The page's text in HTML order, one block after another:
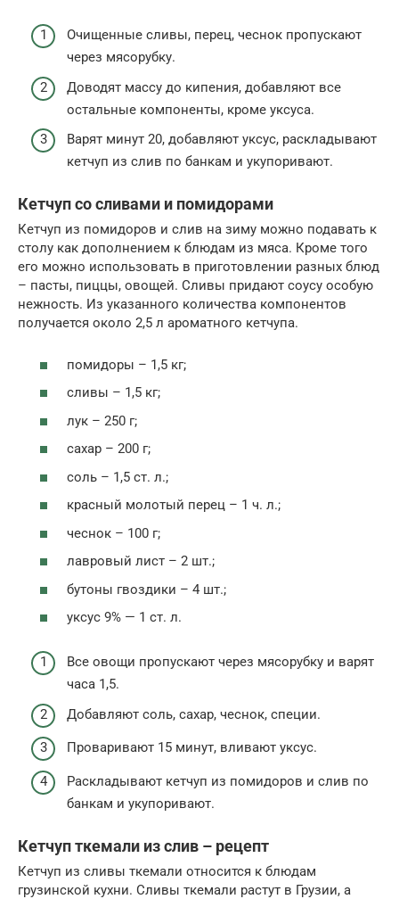
Очищенные сливы, перец, чеснок пропускают
через мясорубку.
Доводят массу до кипения, добавляют все
остальные компоненты, кроме уксуса.
Варят минут 20, добавляют уксус, раскладывают
кетчуп из слив по банкам и укупоривают.
Кетчуп со сливами и помидорами
Кетчуп из помидоров и слив на зиму можно подавать к
столу как дополнением к блюдам из мяса. Кроме того
его можно использовать в приготовлении разных блюд
– пасты, пиццы, овощей. Сливы придают соусу особую
нежность. Из указанного количества компонентов
получается около 2,5 л ароматного кетчупа.
помидоры – 1,5 кг;
сливы – 1,5 кг;
лук – 250 г;
сахар – 200 г;
соль – 1,5 ст. л.;
красный молотый перец – 1 ч. л.;
чеснок – 100 г;
лавровый лист – 2 шт.;
бутоны гвоздики – 4 шт.;
уксус 9% — 1 ст. л.
Все овощи пропускают через мясорубку и варят
часа 1,5.
Добавляют соль, сахар, чеснок, специи.
Проваривают 15 минут, вливают уксус.
Раскладывают кетчуп из помидоров и слив по
банкам и укупоривают.
Кетчуп ткемали из слив – рецепт
Кетчуп из сливы ткемали относится к блюдам
грузинской кухни. Сливы ткемали растут в Грузии, а